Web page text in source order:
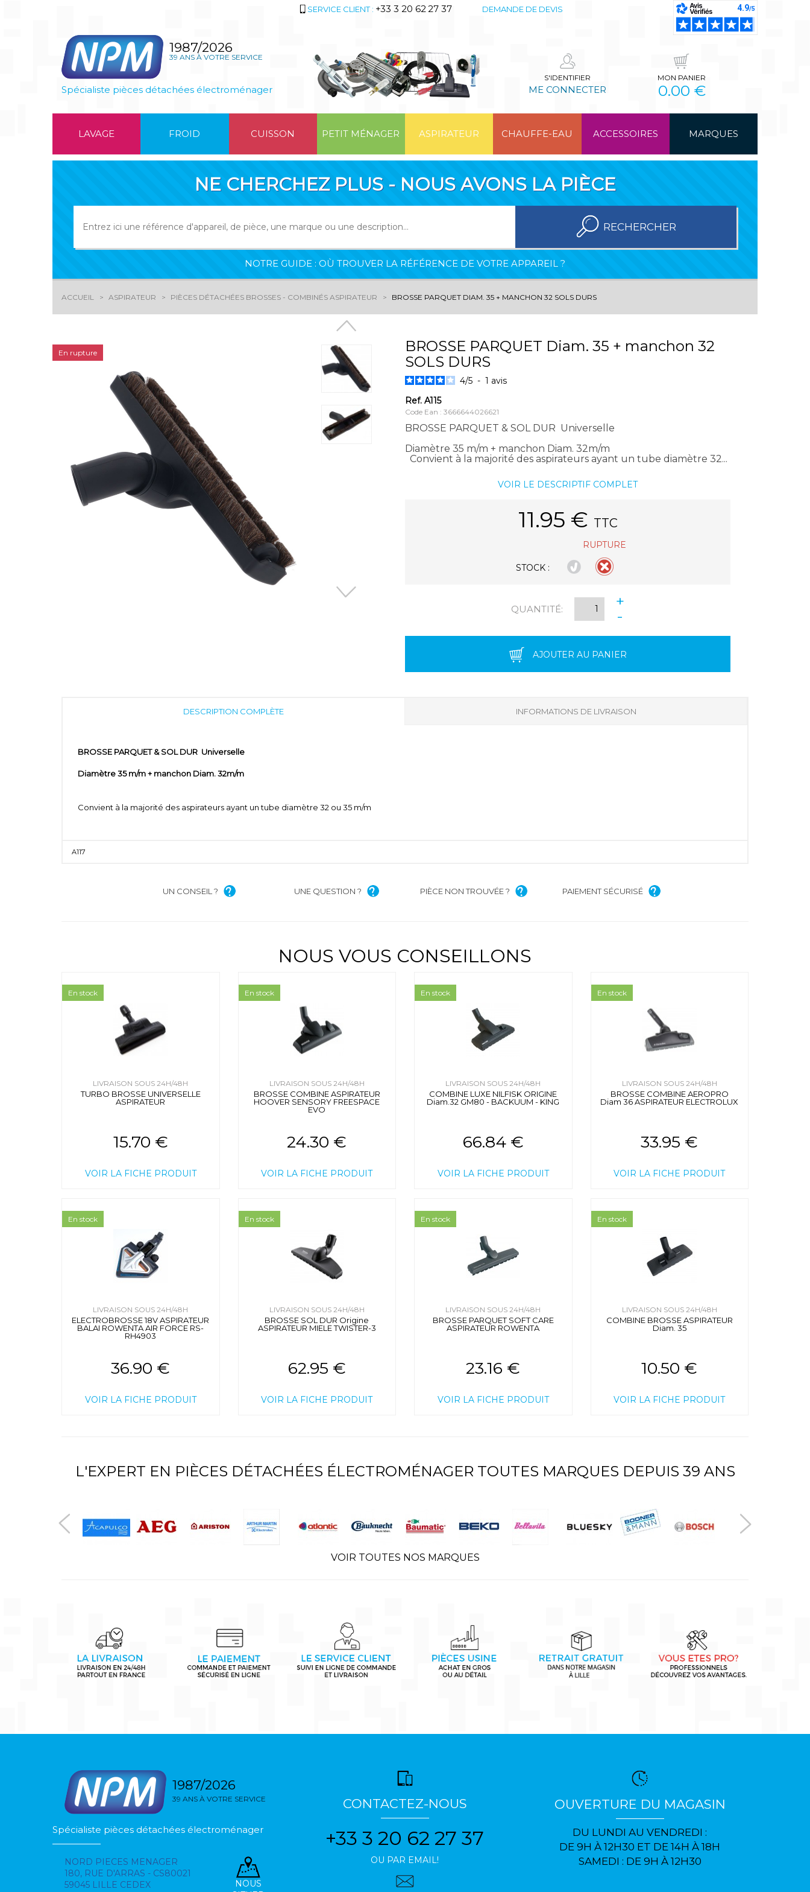
SERVICE CLIENT : +33 3 20 62 27 37 DEMANDE DE DEVIS
1987/2026
39 ANS À VOTRE SERVICE
Spécialiste pièces détachées électroménager
S'IDENTIFIER
ME CONNECTER
MON PANIER
0.00 €
LAVAGE FROID CUISSON PETIT MÉNAGER ASPIRATEUR CHAUFFE-EAU ACCESSOIRES MARQUES
NE CHERCHEZ PLUS - NOUS AVONS LA PIÈCE
RECHERCHER
NOTRE GUIDE : OÙ TROUVER LA RÉFÉRENCE DE VOTRE APPAREIL ?
ACCUEIL ASPIRATEUR PIÈCES DÉTACHÉES BROSSES - COMBINÉS ASPIRATEUR BROSSE PARQUET DIAM. 35 + MANCHON 32 SOLS DURS
En rupture
BROSSE PARQUET Diam. 35 + manchon 32
SOLS DURS
4/5 - 1 avis
Ref. A115
Code Ean : 3666644026621
BROSSE PARQUET & SOL DUR Universelle
Diamètre 35 m/m + manchon Diam. 32m/m
Convient à la majorité des aspirateurs ayant un tube diamètre 32...
VOIR LE DESCRIPTIF COMPLET
11.95 € TTC
STOCK :
RUPTURE
QUANTITÉ:
+
-
AJOUTER AU PANIER
DESCRIPTION COMPLÈTE INFORMATIONS DE LIVRAISON
BROSSE PARQUET & SOL DUR Universelle
Diamètre 35 m/m + manchon Diam. 32m/m
Convient à la majorité des aspirateurs ayant un tube diamètre 32 ou 35 m/m
A117
UN CONSEIL ? UNE QUESTION ? PIÈCE NON TROUVÉE ? PAIEMENT SÉCURISÉ
NOUS VOUS CONSEILLONS
LIVRAISON SOUS 24H/48H
TURBO BROSSE UNIVERSELLE
ASPIRATEUR
15.70 €
VOIR LA FICHE PRODUIT
En stock
LIVRAISON SOUS 24H/48H
BROSSE COMBINE ASPIRATEUR
HOOVER SENSORY FREESPACE
EVO
24.30 €
VOIR LA FICHE PRODUIT
En stock
LIVRAISON SOUS 24H/48H
COMBINE LUXE NILFISK ORIGINE
Diam.32 GM80 - BACKUUM - KING
66.84 €
VOIR LA FICHE PRODUIT
En stock
LIVRAISON SOUS 24H/48H
BROSSE COMBINE AEROPRO
Diam 36 ASPIRATEUR ELECTROLUX
33.95 €
VOIR LA FICHE PRODUIT
En stock
LIVRAISON SOUS 24H/48H
ELECTROBROSSE 18V ASPIRATEUR
BALAI ROWENTA AIR FORCE RS-
RH4903
36.90 €
VOIR LA FICHE PRODUIT
En stock
LIVRAISON SOUS 24H/48H
BROSSE SOL DUR Origine
ASPIRATEUR MIELE TWISTER-3
62.95 €
VOIR LA FICHE PRODUIT
En stock
LIVRAISON SOUS 24H/48H
BROSSE PARQUET SOFT CARE
ASPIRATEUR ROWENTA
23.16 €
VOIR LA FICHE PRODUIT
En stock
LIVRAISON SOUS 24H/48H
COMBINE BROSSE ASPIRATEUR
Diam. 35
10.50 €
VOIR LA FICHE PRODUIT
En stock
L'EXPERT EN PIÈCES DÉTACHÉES ÉLECTROMÉNAGER TOUTES MARQUES DEPUIS 39 ANS
VOIR TOUTES NOS MARQUES
1987/2026
39 ANS À VOTRE SERVICE
Spécialiste pièces détachées électroménager
NORD PIECES MENAGER
180, RUE D'ARRAS - CS80021
59045 LILLE CEDEX
NOUS
CONTACTEZ-NOUS
+33 3 20 62 27 37
OU PAR EMAIL!
OUVERTURE DU MAGASIN
DU LUNDI AU VENDREDI :
DE 9H À 12H30 ET DE 14H À 18H
SAMEDI : DE 9H À 12H30